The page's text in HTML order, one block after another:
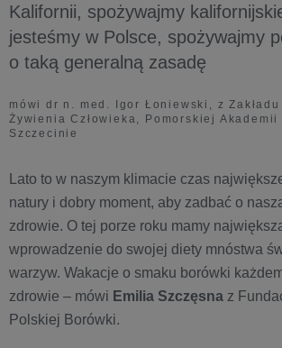
Kalifornii, spożywajmy
jesteśmy w Polsce, spożywajmy
o taką generalną zasadę
mówi dr n. med. Igor Łoniewski, z
Żywienia Człowieka, Pomorskiej Akademii
Szczecinie
Lato to w naszym klimacie czas
natury i dobry moment, aby zadbać o
zdrowie. O tej porze roku mamy
wprowadzenie do swojej diety mnóstwa
warzyw. Wakacje o smaku borówki
zdrowie – mówi Emilia Szczęsna z
Polskiej Borówki.